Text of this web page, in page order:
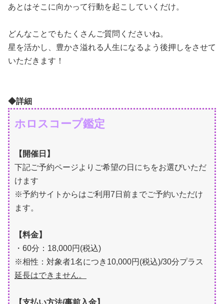
あとはそこに向かって行動を起こしていくだけ。
どんなことでもたくさんご質問くださいね。
星を活かし、豊かさ溢れる人生になるよう後押しをさせて
いただきます！
◆詳細
ホロスコープ鑑定
【開催日】
下記ご予約ページよりご希望の日にちをお選びいただ
けます
※予約サイトからはご利用7日前までご予約いただけ
ます。
【料金】
・60分：18,000円(税込)
※相性：対象者1名につき10,000円(税込)/30分プラス
延長はできません。
【支払い方法/事前入金】